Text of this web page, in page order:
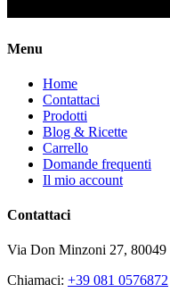
Menu
Home
Contattaci
Prodotti
Blog & Ricette
Carrello
Domande frequenti
Il mio account
Contattaci
Via Don Minzoni 27, 80049
Chiamaci: +39 081 0576872